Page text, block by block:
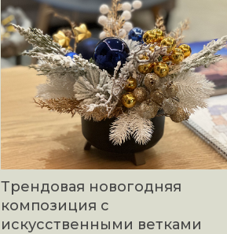
Трендовая новогодняя
композиция с
искусственными ветками